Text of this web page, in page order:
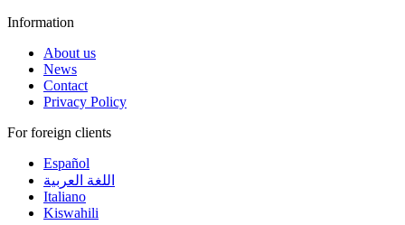
Information
About us
News
Contact
Privacy Policy
For foreign clients
Español
اللغة العربية
Italiano
Kiswahili